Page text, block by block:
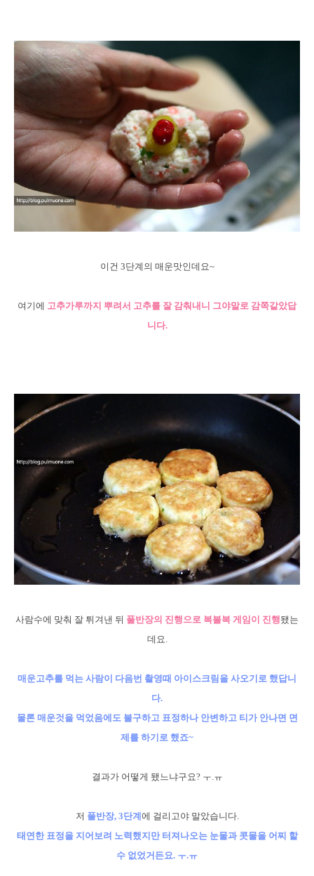
이건 3단계의 매운맛인데요~
여기에 고추가루까지 뿌려서 고추를 잘 감춰내니 그야말로 감쪽같았답
니다.
사람수에 맞춰 잘 튀겨낸 뒤 풀반장의 진행으로 복불복 게임이 진행됐는
데요.
매운고추를 먹는 사람이 다음번 촬영때 아이스크림을 사오기로 했답니
다.
물론 매운것을 먹었음에도 불구하고 표정하나 안변하고 티가 안나면 면
제를 하기로 했죠~
결과가 어떻게 됐느냐구요? ㅜ.ㅠ
저 풀반장, 3단계 에 걸리고야 말았습니다.
태연한 표정을 지어보려 노력했지만 터져나오는 눈물과 콧물을 어찌 할
수 없었거든요. ㅜ.ㅠ